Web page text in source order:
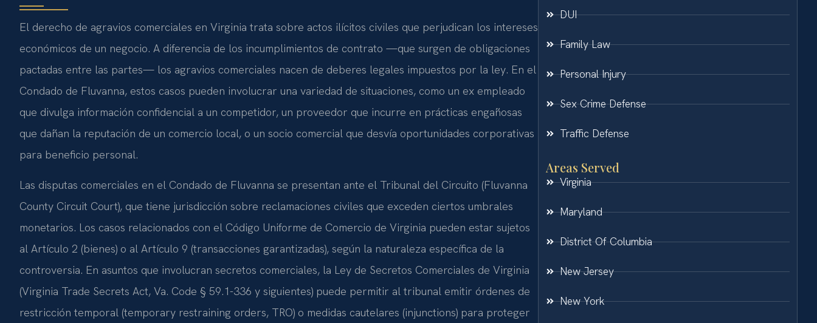
El derecho de agravios comerciales en Virginia trata sobre actos ilícitos civiles que perjudican los intereses
económicos de un negocio. A diferencia de los incumplimientos de contrato —que surgen de obligaciones
pactadas entre las partes— los agravios comerciales nacen de deberes legales impuestos por la ley. En el
Condado de Fluvanna, estos casos pueden involucrar una variedad de situaciones, como un ex empleado
que divulga información confidencial a un competidor, un proveedor que incurre en prácticas engañosas
que dañan la reputación de un comercio local, o un socio comercial que desvía oportunidades corporativas
para beneficio personal.
Las disputas comerciales en el Condado de Fluvanna se presentan ante el Tribunal del Circuito (Fluvanna
County Circuit Court), que tiene jurisdicción sobre reclamaciones civiles que exceden ciertos umbrales
monetarios. Los casos relacionados con el Código Uniforme de Comercio de Virginia pueden estar sujetos
al Artículo 2 (bienes) o al Artículo 9 (transacciones garantizadas), según la naturaleza específica de la
controversia. En asuntos que involucran secretos comerciales, la Ley de Secretos Comerciales de Virginia
(Virginia Trade Secrets Act, Va. Code § 59.1-336 y siguientes) puede permitir al tribunal emitir órdenes de
restricción temporal (temporary restraining orders, TRO) o medidas cautelares (injunctions) para proteger
DUI
Family Law
Personal Injury
Sex Crime Defense
Traffic Defense
Areas Served
Virginia
Maryland
District Of Columbia
New Jersey
New York